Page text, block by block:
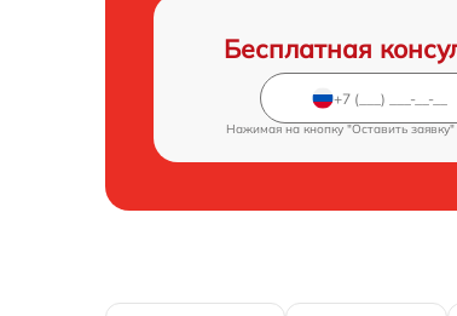
Бесплатная
Нажимая на кнопку "Оставить